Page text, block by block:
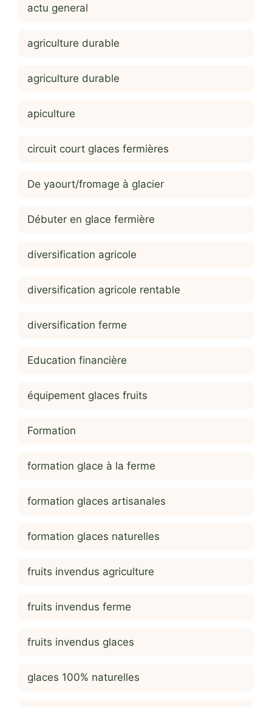
actu general
agriculture durable
agriculture durable
apiculture
circuit court glaces fermières
De yaourt/fromage à glacier
Débuter en glace fermière
diversification agricole
diversification agricole rentable
diversification ferme
Education financière
équipement glaces fruits
Formation
formation glace à la ferme
formation glaces artisanales
formation glaces naturelles
fruits invendus agriculture
fruits invendus ferme
fruits invendus glaces
glaces 100% naturelles